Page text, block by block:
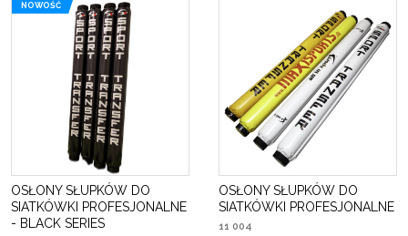
NOWOŚĆ
OSŁONY SŁUPKÓW DO
SIATKÓWKI PROFESJONALNE
- BLACK SERIES
OSŁONY SŁUPKÓW DO
SIATKÓWKI PROFESJONALNE
11 004